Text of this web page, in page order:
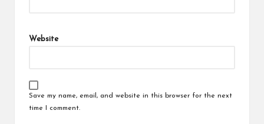
Website
Save my name, email, and website in this browser for the next
time I comment.